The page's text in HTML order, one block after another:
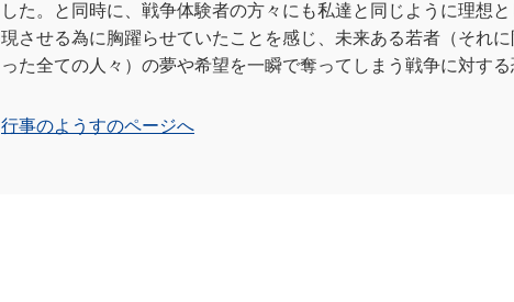
した。と同時に、戦争体験者の方々にも私達と同じように理想
現させる為に胸躍らせていたことを感じ、未来ある若者（それ
った全ての人々）の夢や希望を一瞬で奪ってしまう戦争に対する
行事のようすのページへ